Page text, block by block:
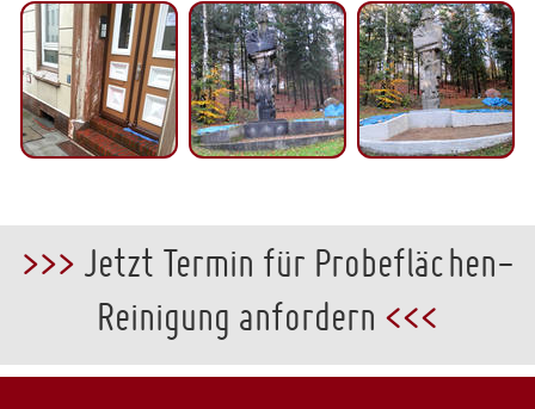
>>> Jetzt Termin für Probeflächen-
Reinigung anfordern <<<